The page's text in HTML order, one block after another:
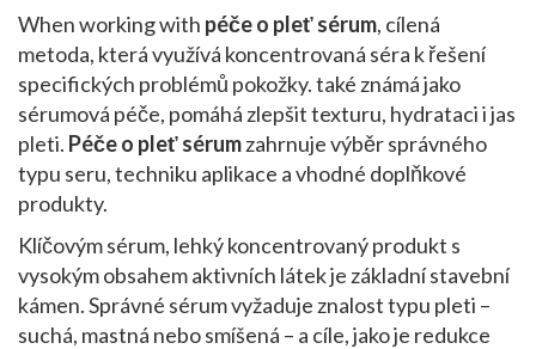
When working with péče o pleť sérum, cílená
metoda, která využívá koncentrovaná séra k řešení
specifických problémů pokožky. také známá jako
sérumová péče, pomáhá zlepšit texturu, hydrataci i jas
pleti. Péče o pleť sérumzahrnuje výběr správného
typu seru, techniku aplikace a vhodné doplňkové
produkty.
Klíčovýmsérum, lehký koncentrovaný produkt s
vysokým obsahem aktivních látekje základní stavební
kámen. Správné sérum vyžaduje znalost typu pleti –
suchá, mastná nebo smíšená – a cíle, jako je redukce